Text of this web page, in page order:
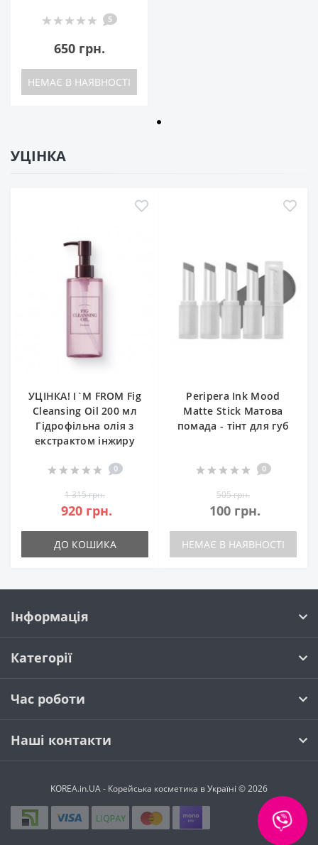
5
650 грн.
НЕМАЄ В НАЯВНОСТІ
УЦІНКА
УЦІНКА! I`M FROM Fig
Cleansing Oil 200 мл
Гідрофільна олія з
екстрактом інжиру
0
1 315 грн.
920 грн.
ДО КОШИКА
Peripera Ink Mood
Matte Stick Матова
помада - тінт для губ
0
505 грн.
100 грн.
НЕМАЄ В НАЯВНОСТІ
Інформація
Категорії
Час роботи
Наші контакти
KOREA.in.UA - Корейська косметика в Україні © 2026